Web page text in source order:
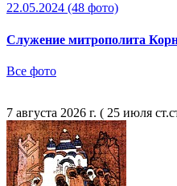
22.05.2024 (48 фото)
Служение митрополита
Все фото
7 августа 2026 г. ( 25 июля